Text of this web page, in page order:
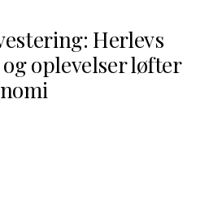
Herlevs
oplevelser løfter